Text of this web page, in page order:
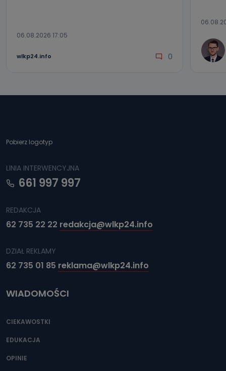
06.08.2026 17:05
wlkp24.info 0
Pobierz logotyp
LINIA INTERWENCYJNA
661 997 997
REDAKCJA
62 735 22 22 redakcja@wlkp24.info
DZIAŁ REKLAMY
62 735 01 85 reklama@wlkp24.info
WIADOMOŚCI
CIEKAWOSTKI
EDUKACJA
OPINIE